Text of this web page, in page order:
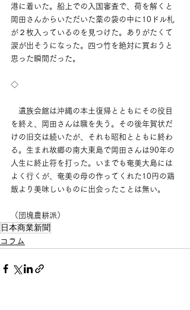
港に着いた。船上での入国審査で、荷を解くと
岡田さんからいただいた薬の袋の中に10ドル札
が２枚入っているのを見つけた。ありがたくて
涙が出そうになった。四つ竹を絶対に買おうと
思った瞬間だった。
◇
遺族会館は沖縄の本土復帰とともにその役目
を終え、岡田さんは職を失う。その後年賀状だ
けの旧交は続いたが、それも昭和とともに終わ
る。生まれ故郷の南大東島で岡田さんは90年の
人生に終止符を打った。いまでも奄美大島には
よく行くが、奄美の母の作ってくれた10円の鶏
飯より美味しいものに出会ったことは無い。
（団塊農耕派）
日本商業新聞
コラム